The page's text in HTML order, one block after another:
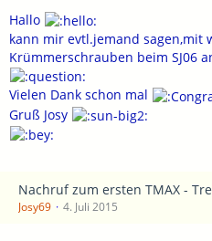
Hallo
kann mir evtl.jemand sagen,mit
Krümmerschrauben beim SJ06
Vielen Dank schon mal
Gruß Josy
Nachruf zum ersten TMAX -
Josy69 4. Juli 2015